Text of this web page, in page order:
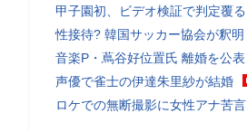
甲子園初、ビデオ検証で判定覆る
性接待? 韓国サッカー協会が釈明
音楽P・蔦谷好位置氏 離婚を公表
声優で雀士の伊達朱里紗が結婚
ロケでの無断撮影に女性アナ苦言